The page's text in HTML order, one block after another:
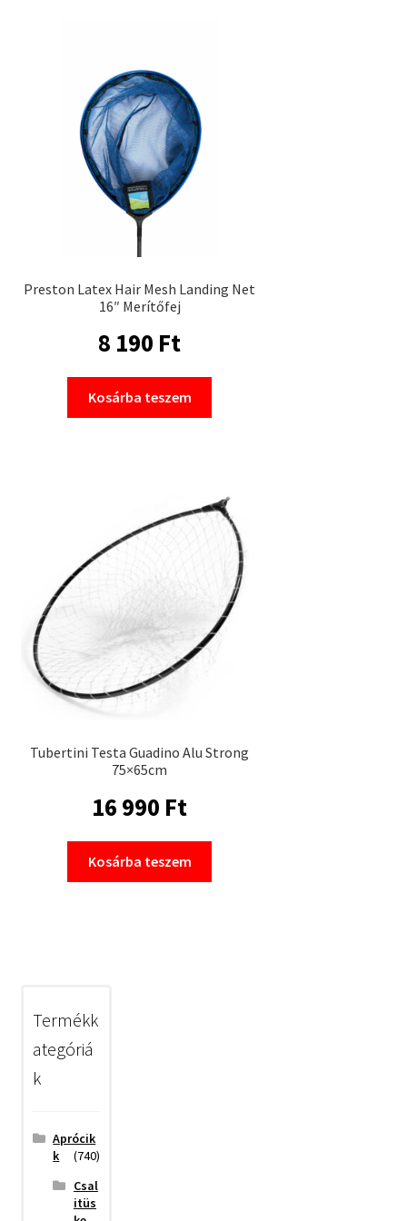
Preston Latex Hair Mesh Landing Net
16″ Merítőfej
8 190 Ft
Kosárba teszem
Tubertini Testa Guadino Alu Strong
75×65cm
16 990 Ft
Kosárba teszem
Termékk
ategóriá
k
Aprócik
k
(740)
Csal
itüs